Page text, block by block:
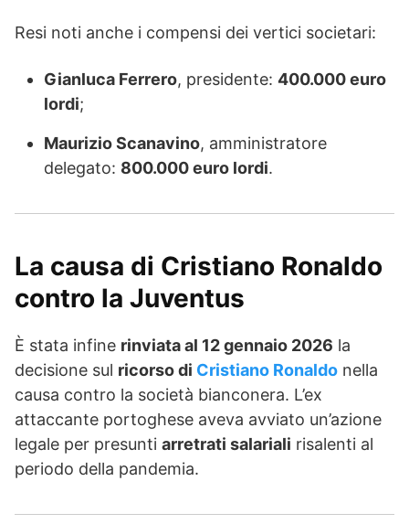
Resi noti anche i compensi dei vertici societari:
Gianluca Ferrero, presidente: 400.000 euro
lordi;
Maurizio Scanavino, amministratore
delegato: 800.000 euro lordi.
La causa di Cristiano Ronaldo
contro la Juventus
È stata infine rinviata al 12 gennaio 2026 la
decisione sul ricorso di Cristiano Ronaldo nella
causa contro la società bianconera. L’ex
attaccante portoghese aveva avviato un’azione
legale per presunti arretrati salariali risalenti al
periodo della pandemia.